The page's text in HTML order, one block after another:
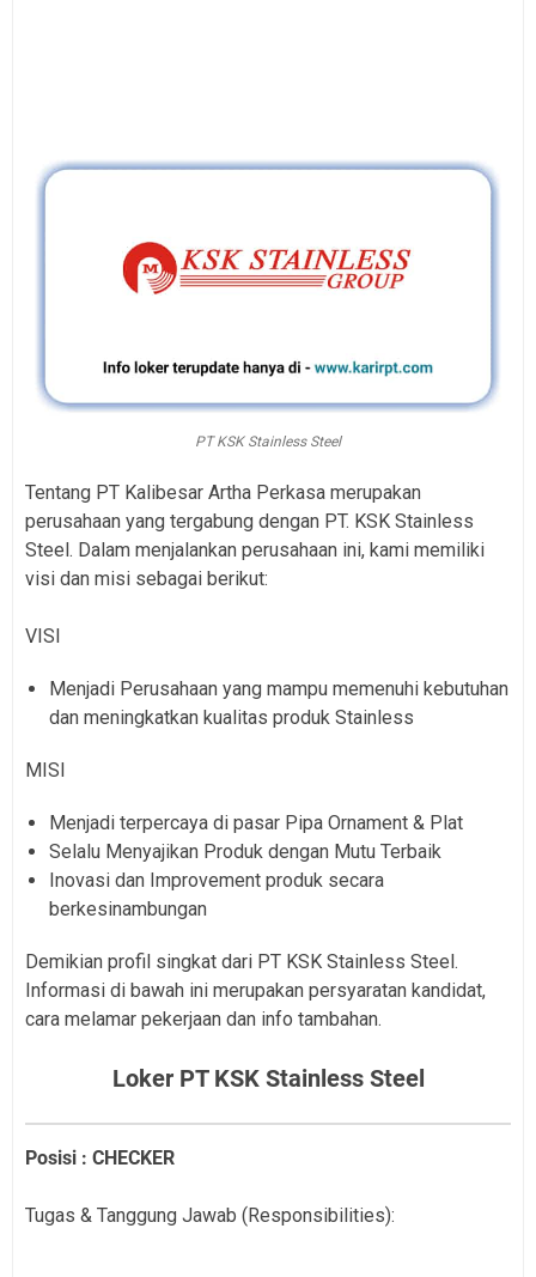
PT KSK Stainless Steel
Tentang PT Kalibesar Artha Perkasa merupakan
perusahaan yang tergabung dengan PT. KSK Stainless
Steel. Dalam menjalankan perusahaan ini, kami memiliki
visi dan misi sebagai berikut:
VISI
Menjadi Perusahaan yang mampu memenuhi kebutuhan
dan meningkatkan kualitas produk Stainless
MISI
Menjadi terpercaya di pasar Pipa Ornament & Plat
Selalu Menyajikan Produk dengan Mutu Terbaik
Inovasi dan Improvement produk secara
berkesinambungan
Demikian profil singkat dari PT KSK Stainless Steel.
Informasi di bawah ini merupakan persyaratan kandidat,
cara melamar pekerjaan dan info tambahan.
Loker PT KSK Stainless Steel
Posisi : CHECKER
Tugas & Tanggung Jawab (Responsibilities):